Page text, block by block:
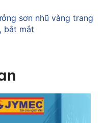
sơn nhũ vàng trang
bắt mắt